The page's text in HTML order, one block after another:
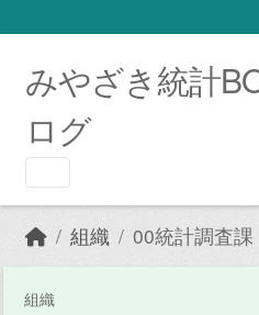
みやざき統計
ログ
組織 00統計調査課
組織